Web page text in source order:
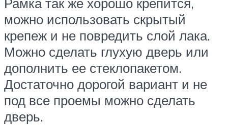
можно использовать скрытый
крепеж и не повредить слой лака.
Можно сделать глухую дверь или
дополнить ее стеклопакетом.
Достаточно дорогой вариант и не
под все проемы можно сделать
дверь.